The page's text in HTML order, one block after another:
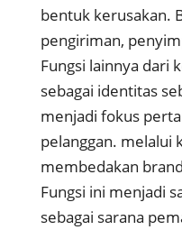
bentuk kerusakan.
pengiriman,
Fungsi lainnya dari
sebagai identitas
menjadi fokus
pelanggan. melalui
membedakan
Fungsi ini menjadi
sebagai sarana